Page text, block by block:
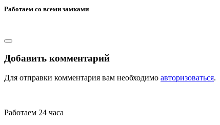
Работаем со всеми замками
Добавить комментарий
Для отправки комментария вам необходимо авторизоваться.
Работаем 24 часа